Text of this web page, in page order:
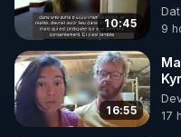
🌱 LA NEWSLETTER
Pour ne pas rater
http://rgnr.li/news
🌱 VIDÉOS NON
10:45
9
16:55
17